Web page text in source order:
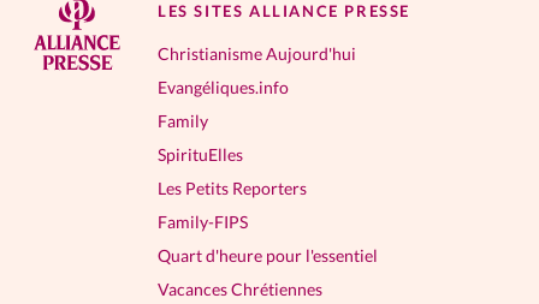
LES SITES ALLIANCE PRESSE
Christianisme Aujourd'hui
Evangéliques.info
Family
SpirituElles
Les Petits Reporters
Family-FIPS
Quart d'heure pour l'essentiel
Vacances Chrétiennes